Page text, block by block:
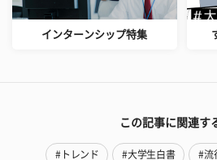
インターンシップ特集
この記事に関連す
#トレンド #大学生白書 #流